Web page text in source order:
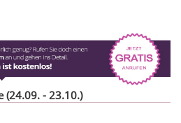
(24.09. - 23.10.)